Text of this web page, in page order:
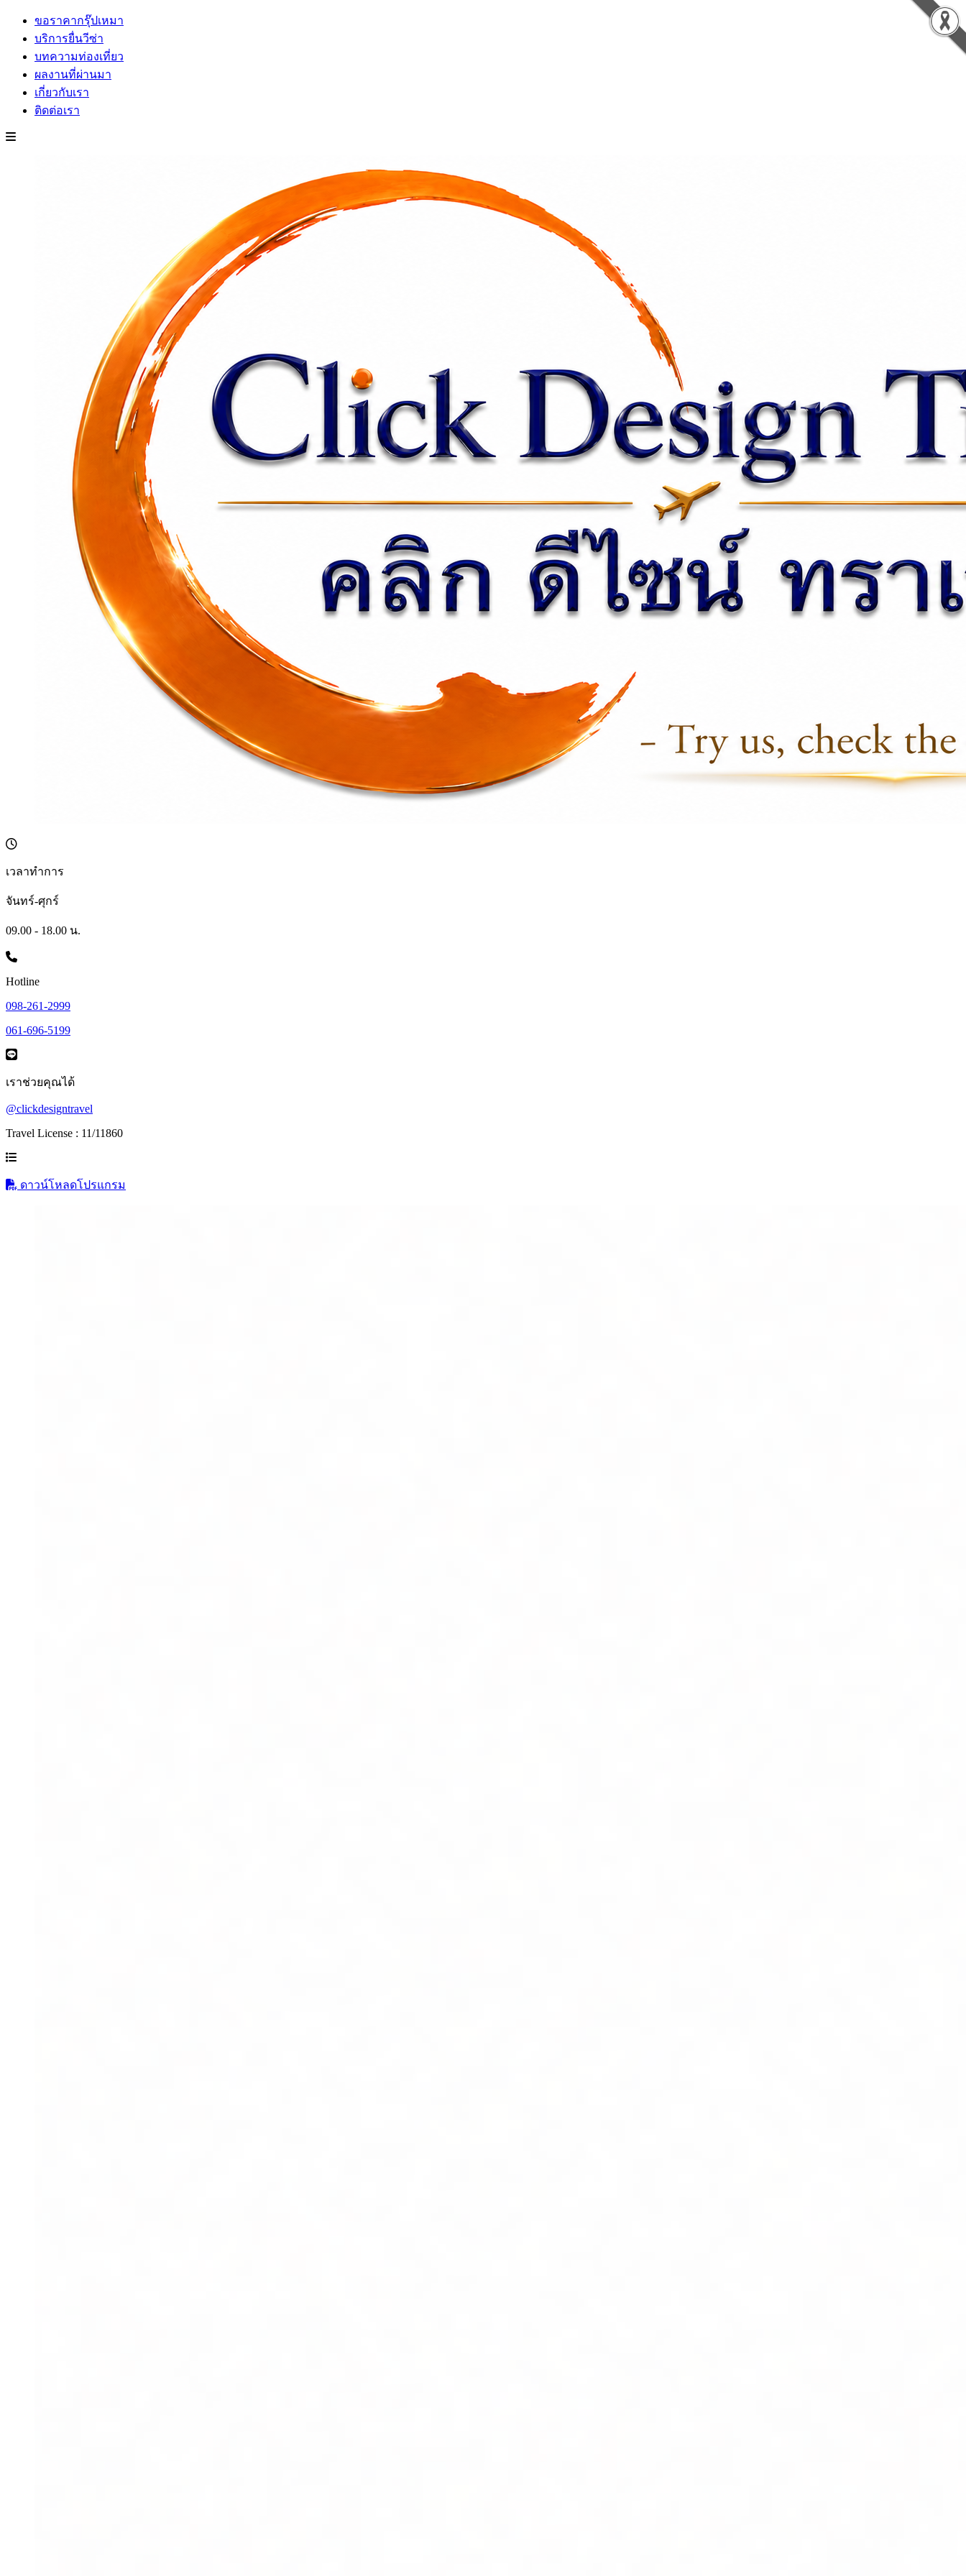
ขอราคากรุ๊ปเหมา
บริการยื่นวีซ่า
บทความท่องเที่ยว
ผลงานที่ผ่านมา
เกี่ยวกับเรา
ติดต่อเรา
เวลาทำการ
จันทร์-ศุกร์
09.00 - 18.00 น.
Hotline
098-261-2999
061-696-5199
เราช่วยคุณได้
@clickdesigntravel
Travel License : 11/11860
ดาวน์โหลดโปรแกรม